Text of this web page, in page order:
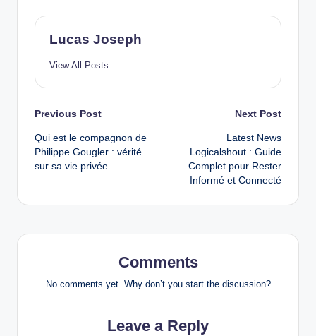
Lucas Joseph
View All Posts
Post
navigation
Previous Post
Qui est le compagnon de
Philippe Gougler : vérité
sur sa vie privée
Next Post
Latest News
Logicalshout : Guide
Complet pour Rester
Informé et Connecté
Comments
No comments yet. Why don’t you start the discussion?
Leave a Reply